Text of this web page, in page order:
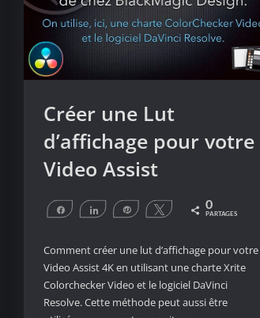
Créer une Lut
d’affichage pour votre
Video Assist
Partagez Partagez Épingle Tweetez 0
PARTAGES
Comment créer une lut d’affichage pour votre
Video Assist 4K en utilisant une charte Xrite
Colorchecker Video et le logiciel DaVinci
Resolve. Cette méthode peut aussi être